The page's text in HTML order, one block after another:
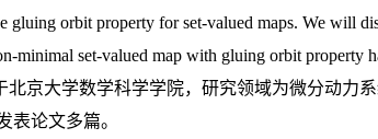
orbit property for set-valued maps. We will
minimal set-valued map with gluing orbit property
北京大学数学科学学院，研究领域为微分动力
表论文多篇。